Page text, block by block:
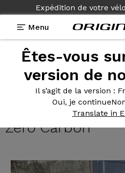
Expédition de votre vélo
Menu
Êtes-vous
version de
Il s’agit de la version :
Oui, je continue
Translate in
Témoignages>Gravel Graxx
Gravel GraxxIII -
AXS mono -
Zero Carbon